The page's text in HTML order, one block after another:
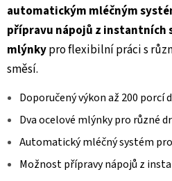
automatickým mléčným
přípravu nápojů z instantních
mlýnkypro flexibilní práci s
směsí.
Doporučený výkon až 200 porcí
Dva ocelové mlýnky pro různé
Automatický mléčný systém
Možnost přípravy nápojů z